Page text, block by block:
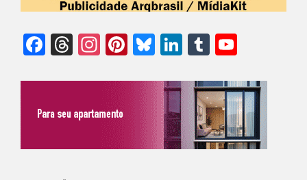
Facebook
Threads
Instagram
Pinterest
Bluesky
LinkedIn
Tumblr